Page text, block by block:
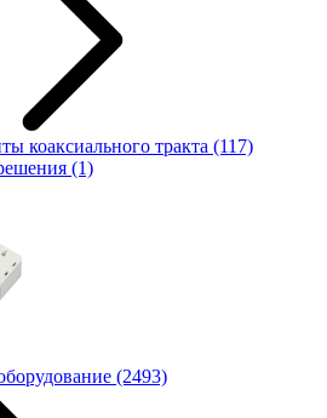
коаксиального тракта (117)
(1)
(2493)